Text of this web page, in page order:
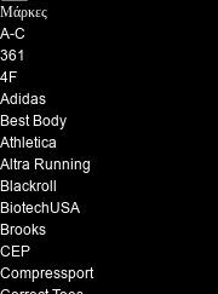
Μάρκες
A-C
361
4F
Adidas
Best Body
Athletica
Altra Running
Blackroll
BiotechUSA
Brooks
CEP
Compressport